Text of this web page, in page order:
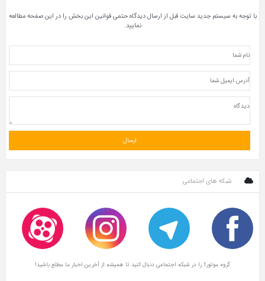
با توجه به سیستم جدید سایت قبل از ارسال دیدگاه حتمی قوانین این بخش را در این صفحه مطالعه
نمایید.
شبکه های اجتماعی
گروه موتور1 را در شبکه اجتماعی دنبال کنید تا همیشه از آخرین اخبار ما مطلع باشید!